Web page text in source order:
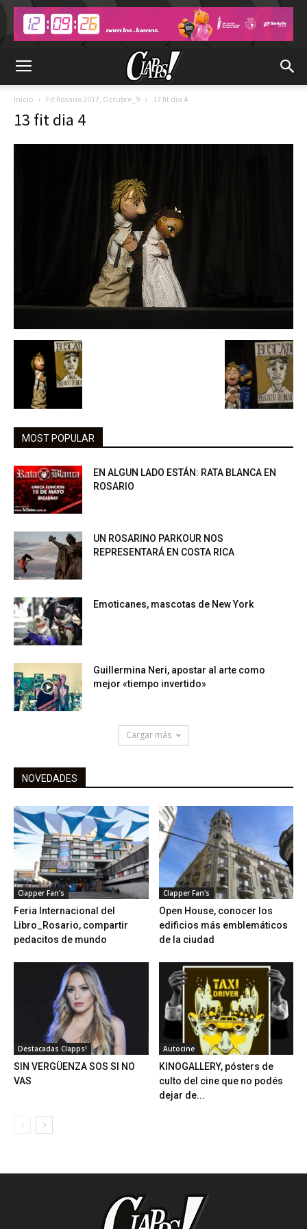
Inicio Fit Rosario 2017, Octubre_9 13 fit dia 4
13 fit dia 4
MOST POPULAR
EN ALGUN LADO ESTÁN: RATA BLANCA EN
ROSARIO
UN ROSARINO PARKOUR NOS
REPRESENTARÁ EN COSTA RICA
Emoticanes, mascotas de New York
Guillermina Neri, apostar al arte como
mejor «tiempo invertido»
Cargar más
NOVEDADES
Clapper Fan's
Feria Internacional del
Libro_Rosario, compartir
pedacitos de mundo
Clapper Fan's
Open House, conocer los
edificios más emblemáticos
de la ciudad
Destacadas Clapps!
SIN VERGÜENZA SOS SI NO
VAS
Autocine
KINOGALLERY, pósters de
culto del cine que no podés
dejar de...